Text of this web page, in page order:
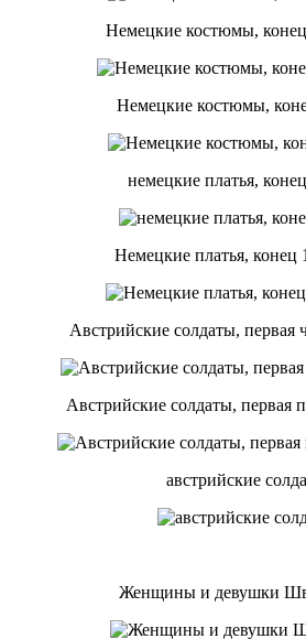
Немецкие костюмы, конец
Немецкие костюмы,
немецкие платья,
Немецкие платья, конец
Австрийские солдаты, первая
Австрийские солдаты, первая
австрийские
Женщины и девушки